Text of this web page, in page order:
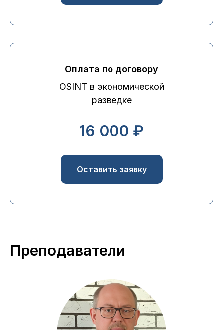
Оплата по договору
OSINT в экономической
разведке
16 000 ₽
Оставить заявку
Преподаватели